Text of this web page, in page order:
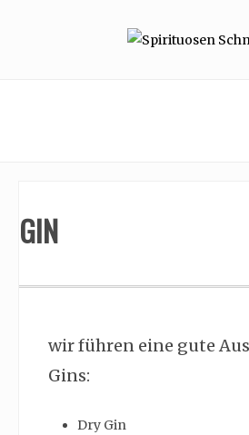
GIN
wir führen eine gute
Gins:
Dry Gin